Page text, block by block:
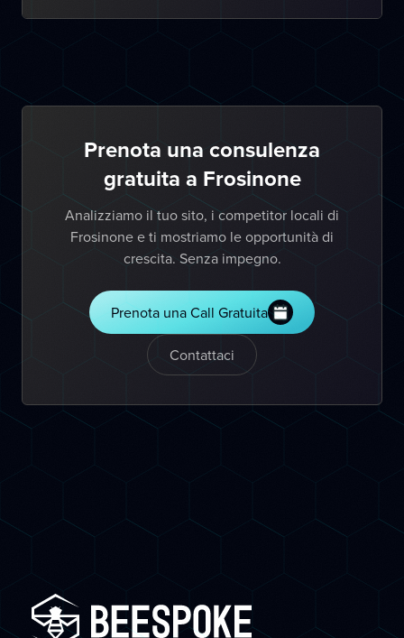
Prenota una consulenza
gratuita a Frosinone
Analizziamo il tuo sito, i competitor locali di
Frosinone e ti mostriamo le opportunità di
crescita. Senza impegno.
Prenota una Call Gratuita
Contattaci